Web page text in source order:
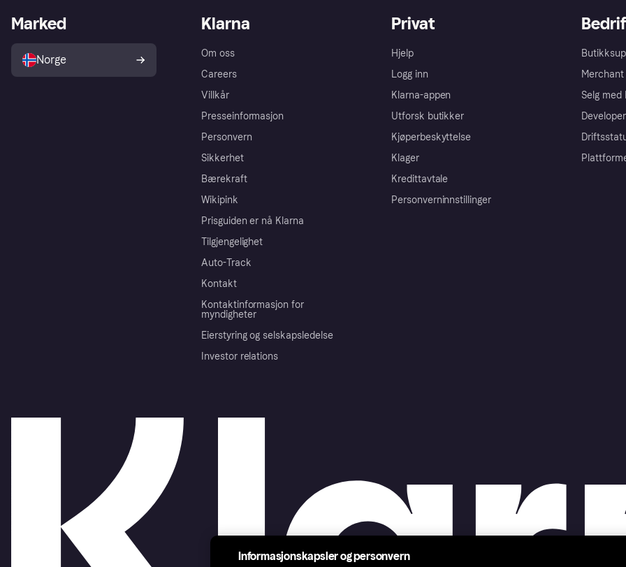
Klarna
Om oss
Careers
Villkår
Presseinformasjon
Personvern
Sikkerhet
Bærekraft
Wikipink
Prisguiden er nå Klarna
Tilgjengelighet
Auto-Track
Kontakt
Kontaktinformasjon for
myndigheter
Eierstyring og selskapsledelse
Investor relations
Privat
Hjelp
Logg inn
Klarna-appen
Utforsk butikker
Kjøperbeskyttelse
Klager
Kredittavtale
Personverninnstillinger
Selg med
Marked
Norge
Informasjonskapsler og personvern